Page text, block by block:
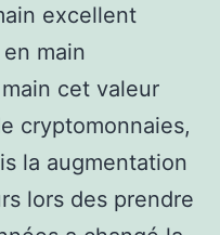
excellent
main
cet valeur
cryptomonnaies,
la augmentation
lors des prendre